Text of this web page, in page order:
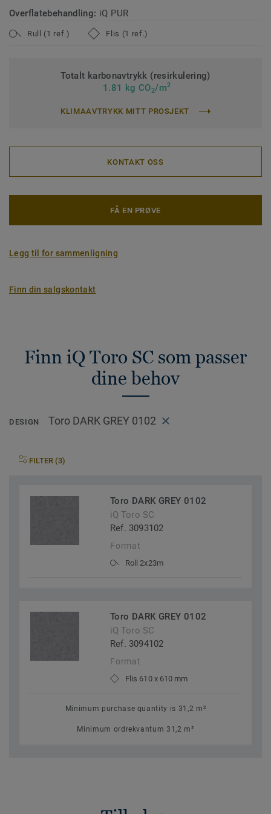
Overflatebehandling: iQ PUR
Rull (1 ref.) Flis (1 ref.)
Totalt karbonavtrykk (resirkulering)
1.81 kg CO2/m2
KLIMAAVTRYKK MITT PROSJEKT
KONTAKT OSS
FÅ EN PRØVE
Legg til for sammenligning
Finn din salgskontakt
Finn iQ Toro SC som passer
dine behov
DESIGN Toro DARK GREY 0102
FILTER (3)
Toro DARK GREY 0102
iQ Toro SC
Ref. 3093102
Format
Roll 2x23m
Toro DARK GREY 0102
iQ Toro SC
Ref. 3094102
Format
Flis 610 x 610 mm
Minimum purchase quantity is 31,2 m²
Minimum ordrekvantum 31,2 m²